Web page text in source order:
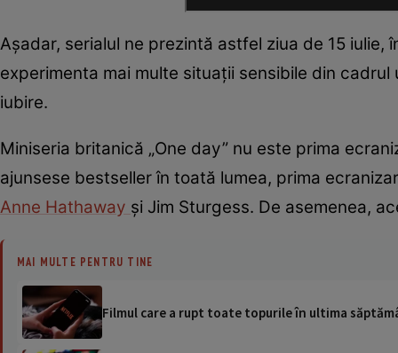
Așadar, serialul ne prezintă astfel ziua de 15 iulie,
experimenta mai multe situații sensibile din
iubire.
Miniseria britanică „One day” nu este prima
ajunsese bestseller în toată lumea, prima
Anne Hathaway și Jim Sturgess. De asemenea,
MAI MULTE PENTRU TINE
Filmul care a rupt toate topurile în ultima